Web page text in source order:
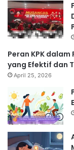
Peran KPK
yang Efektif dan
April 25, 2026